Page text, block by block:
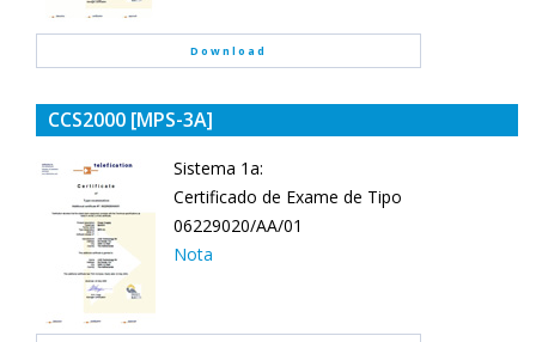
Download
CCS2000 [MPS-3A]
Sistema 1a:
Certificado de Exame de Tipo
06229020/AA/01
Nota